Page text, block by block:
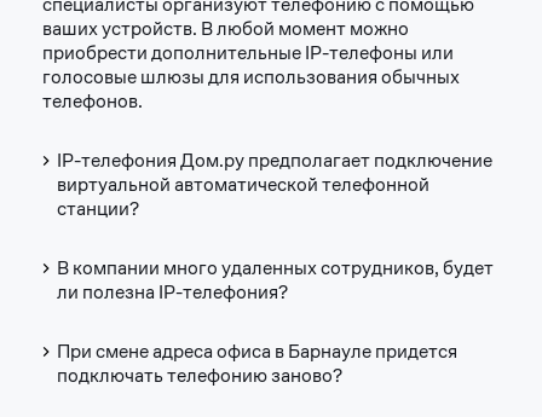
ваших устройств. В любой момент можно
приобрести дополнительные IP-телефоны или
голосовые шлюзы для использования обычных
телефонов.
IP-телефония Дом.ру предполагает подключение
виртуальной автоматической телефонной
станции?
В компании много удаленных сотрудников, будет
ли полезна IP-телефония?
При смене адреса офиса в Барнауле придется
подключать телефонию заново?